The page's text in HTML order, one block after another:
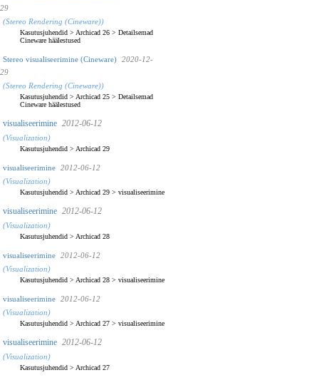
29
(Stereo Rendering (Cineware))
Kasutusjuhendid > Archicad 26 > Detailsemad
Cineware häälestused
Stereo visualiseerimine (Cineware)
2020-12-
29
(Stereo Rendering (Cineware))
Kasutusjuhendid > Archicad 25 > Detailsemad
Cineware häälestused
visualiseerimine 2012-06-12
(Visualization)
Kasutusjuhendid > Archicad 29
visualiseerimine
2012-06-12
(Visualization)
Kasutusjuhendid > Archicad 29 > visualiseerimine
visualiseerimine 2012-06-12
(Visualization)
Kasutusjuhendid > Archicad 28
visualiseerimine
2012-06-12
(Visualization)
Kasutusjuhendid > Archicad 28 > visualiseerimine
visualiseerimine
2012-06-12
(Visualization)
Kasutusjuhendid > Archicad 27 > visualiseerimine
visualiseerimine 2012-06-12
(Visualization)
Kasutusjuhendid > Archicad 27